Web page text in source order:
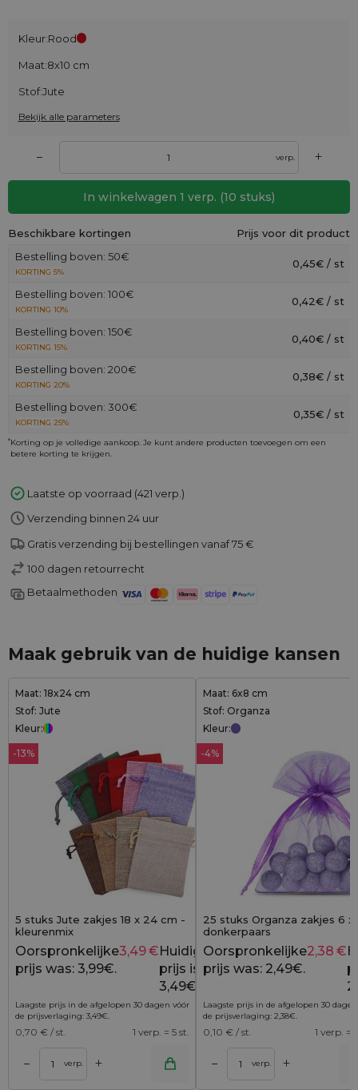
Kleur:Rood
Maat:8x10 cm
Stof:Jute
Bekijk alle parameters
– verp. +
In winkelwagen 1 verp. (10 stuks)
Beschikbare kortingen
Prijs voor dit product
Bestelling boven: 50€
KORTING 5%
0,45€ / st
Bestelling boven: 100€
KORTING 10%
0,42€ / st
Bestelling boven: 150€
KORTING 15%
0,40€ / st
Bestelling boven: 200€
KORTING 20%
0,38€ / st
Bestelling boven: 300€
KORTING 25%
0,35€ / st
*Korting op je volledige aankoop. Je kunt andere producten toevoegen om een
betere korting te krijgen.
Laatste op voorraad (421 verp.)
Verzending binnen 24 uur
Gratis verzending bij bestellingen vanaf 75 €
100 dagen retourrecht
Betaalmethoden
Maak gebruik van de huidige kansen
Maat: 18x24 cm
Stof: Jute
Kleur:
-13%
5 stuks Jute zakjes 18 x 24 cm -
kleurenmix
3,99 €
Oorspronkelijke
prijs was: 3,99€.
3,49€Huidige
prijs is:
3,49€.
Laagste prijs in de afgelopen 30 dagen vóór
de prijsverlaging: 3,49€.
0,70 € / st. 1 verp. = 5 st.
– verp. +
Maat: 6x8 cm
Stof: Organza
Kleur:
-4%
25 stuks Organza zakjes 6
donkerpaars
Oorspronkelijke
prijs was: 2,49€.
2,38 €
Laagste prijs in de afgelopen 30
de prijsverlaging: 2,38€.
0,10 € / st. 1 verp. =
– verp. +
Toevoegen aan winkelwagen Toevoegen aan